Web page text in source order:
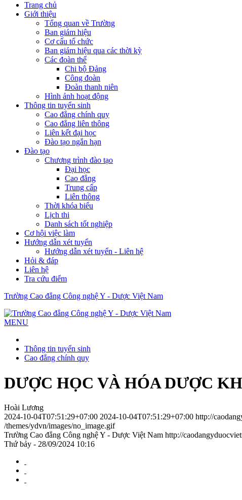
Trang chủ
Giới thiệu
Tổng quan về Trường
Ban giám hiệu
Cơ cấu tổ chức
Ban giám hiệu qua các thời kỳ
Các đoàn thể
Chi bộ Đảng
Công đoàn
Đoàn thanh niên
Hình ảnh hoạt động
Thông tin tuyển sinh
Cao đẳng chính quy
Cao đẳng liên thông
Liên kết đại học
Đào tạo ngắn hạn
Đào tạo
Chương trình đào tạo
Đại học
Cao đẳng
Trung cấp
Liên thông
Thời khóa biểu
Lịch thi
Danh sách tốt nghiệp
Cơ hội việc làm
Hướng dẫn xét tuyển
Hướng dẫn xét tuyển - Liên hệ
Hỏi & đáp
Liên hệ
Tra cứu điểm
Trường Cao đẳng Công nghệ Y - Dược Việt Nam
MENU
Thông tin tuyển sinh
Cao đẳng chính quy
DƯỢC HỌC VÀ HÓA DƯỢC
Hoài Lương
2024-10-04T07:51:29+07:00 2024-10-04T07:51:29+07:00 http://
/themes/ydvn/images/no_image.gif
Trường Cao đẳng Công nghệ Y - Dược Việt Nam http://
Thứ bảy - 28/09/2024 10:16